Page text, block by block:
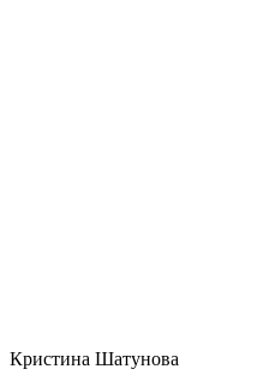
Кристина Шатунова